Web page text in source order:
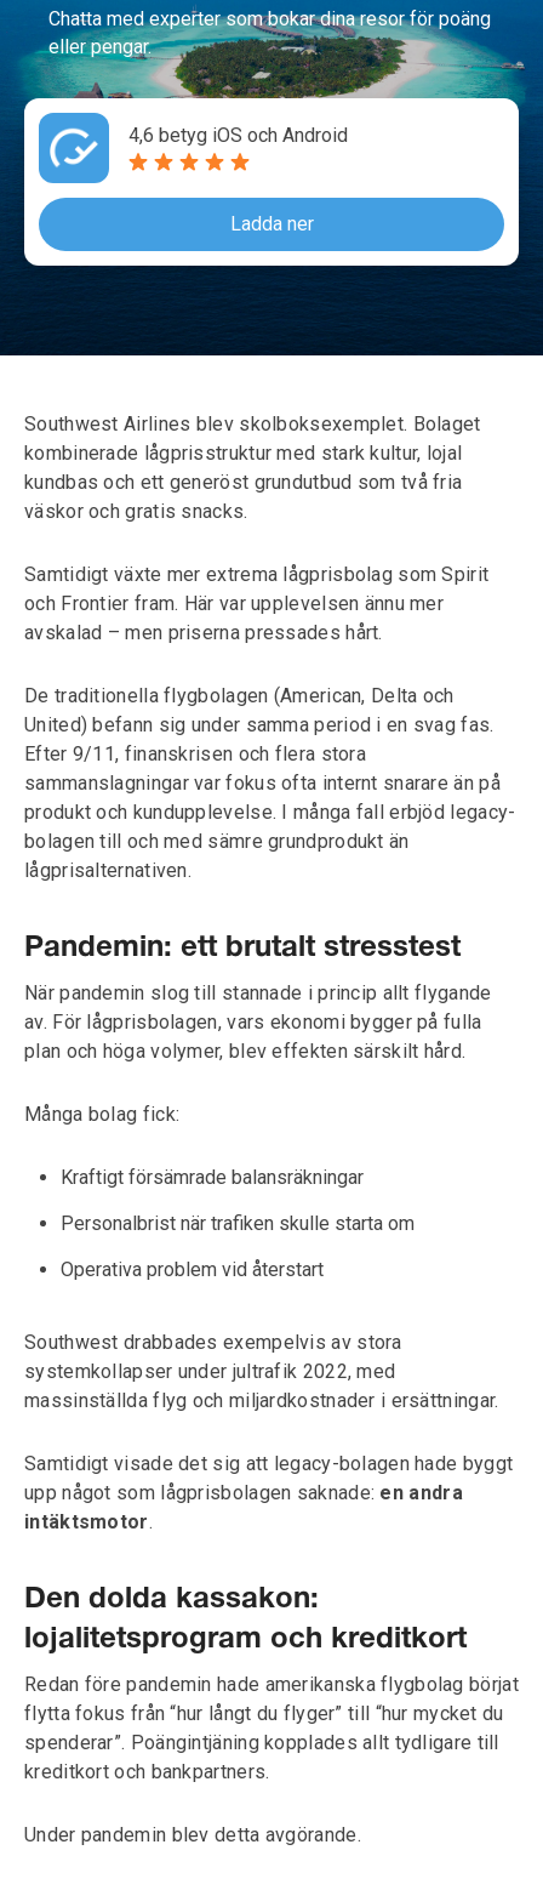
Chatta med experter som bokar dina resor för poäng
eller pengar.
4,6 betyg iOS och Android
Ladda ner
Southwest Airlines blev skolboksexemplet. Bolaget
kombinerade lågprisstruktur med stark kultur, lojal
kundbas och ett generöst grundutbud som två fria
väskor och gratis snacks.
Samtidigt växte mer extrema lågprisbolag som Spirit
och Frontier fram. Här var upplevelsen ännu mer
avskalad – men priserna pressades hårt.
De traditionella flygbolagen (American, Delta och
United) befann sig under samma period i en svag fas.
Efter 9/11, finanskrisen och flera stora
sammanslagningar var fokus ofta internt snarare än på
produkt och kundupplevelse. I många fall erbjöd legacy-
bolagen till och med sämre grundprodukt än
lågprisalternativen.
Pandemin: ett brutalt stresstest
När pandemin slog till stannade i princip allt flygande
av. För lågprisbolagen, vars ekonomi bygger på fulla
plan och höga volymer, blev effekten särskilt hård.
Många bolag fick:
Kraftigt försämrade balansräkningar
Personalbrist när trafiken skulle starta om
Operativa problem vid återstart
Southwest drabbades exempelvis av stora
systemkollapser under jultrafik 2022, med
massinställda flyg och miljardkostnader i ersättningar.
Samtidigt visade det sig att legacy-bolagen hade byggt
upp något som lågprisbolagen saknade: en andra
intäktsmotor.
Den dolda kassakon:
lojalitetsprogram och kreditkort
Redan före pandemin hade amerikanska flygbolag börjat
flytta fokus från “hur långt du flyger” till “hur mycket du
spenderar”. Poängintjäning kopplades allt tydligare till
kreditkort och bankpartners.
Under pandemin blev detta avgörande.